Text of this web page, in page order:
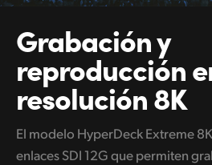
Grabación y
reproducción
resolución 8K
El modelo HyperDeck Extreme
enlaces SDI 12G que permiten